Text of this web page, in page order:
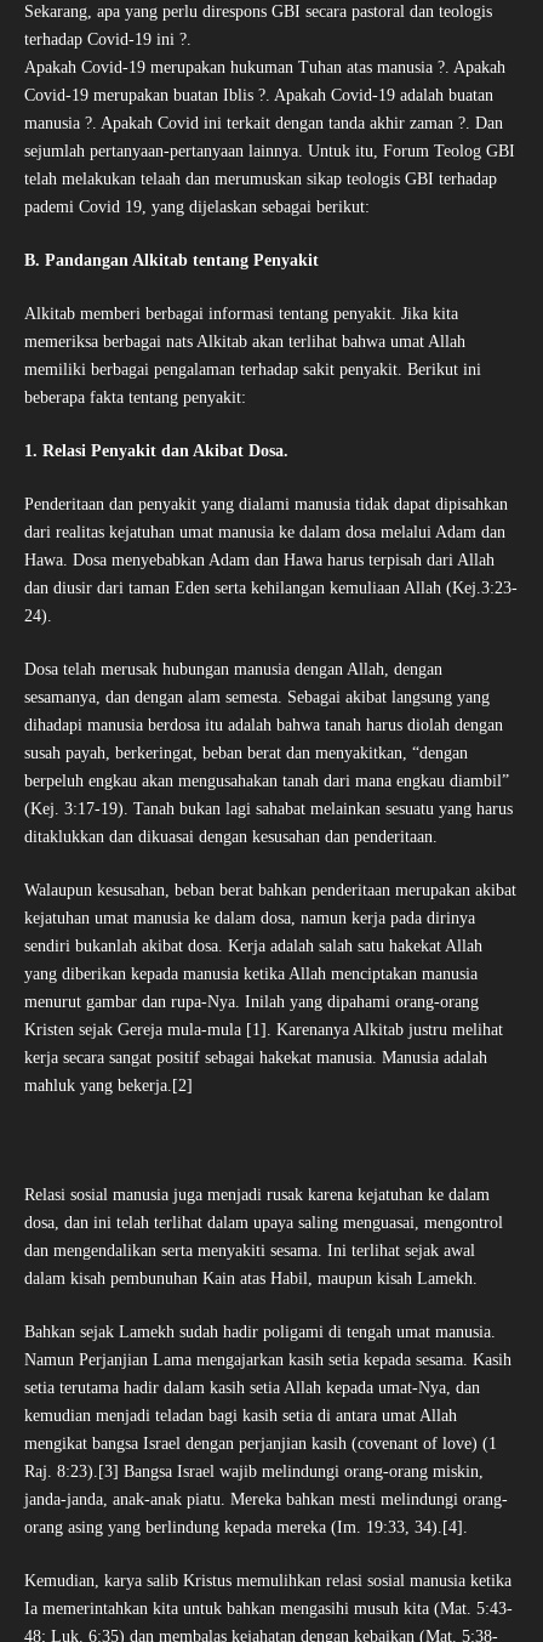
Sekarang, apa yang perlu direspons GBI secara pastoral dan teologis
terhadap Covid-19 ini ?.
Apakah Covid-19 merupakan hukuman Tuhan atas manusia ?. Apakah
Covid-19 merupakan buatan Iblis ?. Apakah Covid-19 adalah buatan
manusia ?. Apakah Covid ini terkait dengan tanda akhir zaman ?. Dan
sejumlah pertanyaan-pertanyaan lainnya. Untuk itu, Forum Teolog GBI
telah melakukan telaah dan merumuskan sikap teologis GBI terhadap
pademi Covid 19, yang dijelaskan sebagai berikut:
B. Pandangan Alkitab tentang Penyakit
Alkitab memberi berbagai informasi tentang penyakit. Jika kita
memeriksa berbagai nats Alkitab akan terlihat bahwa umat Allah
memiliki berbagai pengalaman terhadap sakit penyakit. Berikut ini
beberapa fakta tentang penyakit:
1. Relasi Penyakit dan Akibat Dosa.
Penderitaan dan penyakit yang dialami manusia tidak dapat dipisahkan
dari realitas kejatuhan umat manusia ke dalam dosa melalui Adam dan
Hawa. Dosa menyebabkan Adam dan Hawa harus terpisah dari Allah
dan diusir dari taman Eden serta kehilangan kemuliaan Allah (Kej.3:23-
24).
Dosa telah merusak hubungan manusia dengan Allah, dengan
sesamanya, dan dengan alam semesta. Sebagai akibat langsung yang
dihadapi manusia berdosa itu adalah bahwa tanah harus diolah dengan
susah payah, berkeringat, beban berat dan menyakitkan, “dengan
berpeluh engkau akan mengusahakan tanah dari mana engkau diambil”
(Kej. 3:17-19). Tanah bukan lagi sahabat melainkan sesuatu yang harus
ditaklukkan dan dikuasai dengan kesusahan dan penderitaan.
Walaupun kesusahan, beban berat bahkan penderitaan merupakan akibat
kejatuhan umat manusia ke dalam dosa, namun kerja pada dirinya
sendiri bukanlah akibat dosa. Kerja adalah salah satu hakekat Allah
yang diberikan kepada manusia ketika Allah menciptakan manusia
menurut gambar dan rupa-Nya. Inilah yang dipahami orang-orang
Kristen sejak Gereja mula-mula [1]. Karenanya Alkitab justru melihat
kerja secara sangat positif sebagai hakekat manusia. Manusia adalah
mahluk yang bekerja.[2]
Relasi sosial manusia juga menjadi rusak karena kejatuhan ke dalam
dosa, dan ini telah terlihat dalam upaya saling menguasai, mengontrol
dan mengendalikan serta menyakiti sesama. Ini terlihat sejak awal
dalam kisah pembunuhan Kain atas Habil, maupun kisah Lamekh.
Bahkan sejak Lamekh sudah hadir poligami di tengah umat manusia.
Namun Perjanjian Lama mengajarkan kasih setia kepada sesama. Kasih
setia terutama hadir dalam kasih setia Allah kepada umat-Nya, dan
kemudian menjadi teladan bagi kasih setia di antara umat Allah
mengikat bangsa Israel dengan perjanjian kasih (covenant of love) (1
Raj. 8:23).[3] Bangsa Israel wajib melindungi orang-orang miskin,
janda-janda, anak-anak piatu. Mereka bahkan mesti melindungi orang-
orang asing yang berlindung kepada mereka (Im. 19:33, 34).[4].
Kemudian, karya salib Kristus memulihkan relasi sosial manusia ketika
Ia memerintahkan kita untuk bahkan mengasihi musuh kita (Mat. 5:43-
48; Luk. 6:35) dan membalas kejahatan dengan kebaikan (Mat. 5:38-